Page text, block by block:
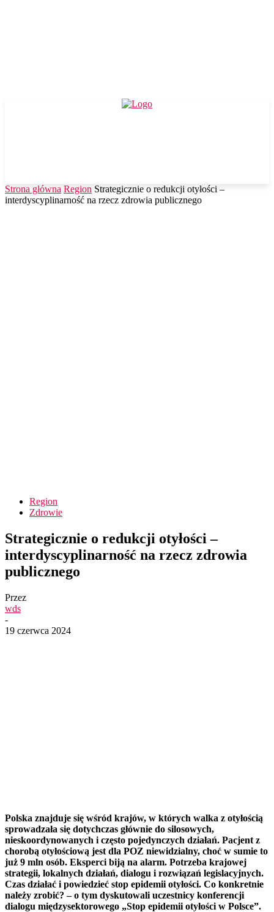
Strona główna Region Strategicznie o redukcji otyłości –
interdyscyplinarność na rzecz zdrowia publicznego
Region
Zdrowie
Strategicznie o redukcji otyłości –
interdyscyplinarność na rzecz zdrowia
publicznego
Przez
wds
-
19 czerwca 2024
Polska znajduje się wśród krajów, w których walka z otyłością
sprowadzała się dotychczas głównie do silosowych,
nieskoordynowanych i często pojedynczych działań. Pacjent z
chorobą otyłościową jest dla POZ niewidzialny, choć w sumie to
już 9 mln osób. Eksperci biją na alarm. Potrzeba krajowej
strategii, lokalnych działań, dialogu i rozwiązań legislacyjnych.
Czas działać i powiedzieć stop epidemii otyłości. Co konkretnie
należy zrobić? – o tym dyskutowali uczestnicy konferencji
dialogu międzysektorowego „Stop epidemii otyłości w Polsce”.